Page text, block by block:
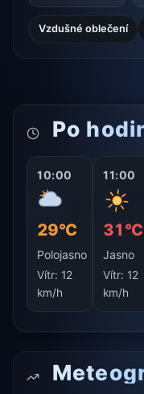
Vzdušné oblečení
Po
10:00
29°C
Polojasno
Vítr: 12
km/h
11:00
31°C
Jasno
Vítr: 12
km/h